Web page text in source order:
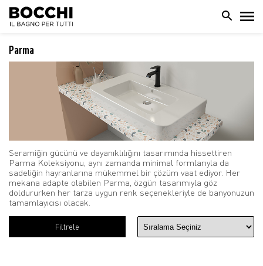
Parma
Seramiğin gücünü ve dayanıklılığını tasarımında hissettiren
Parma Koleksiyonu, aynı zamanda minimal formlarıyla da
sadeliğin hayranlarına mükemmel bir çözüm vaat ediyor. Her
mekana adapte olabilen Parma, özgün tasarımıyla göz
doldururken her tarza uygun renk seçenekleriyle de banyonuzun
tamamlayıcısı olacak.
Filtrele